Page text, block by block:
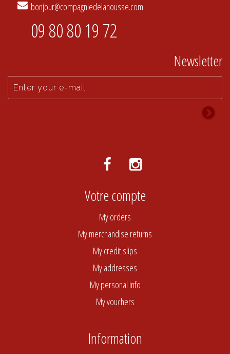
bonjour@compagniedelahousse.com
09 80 80 19 72
Newsletter
Votre compte
My orders
My merchandise returns
My credit slips
My addresses
My personal info
My vouchers
Information